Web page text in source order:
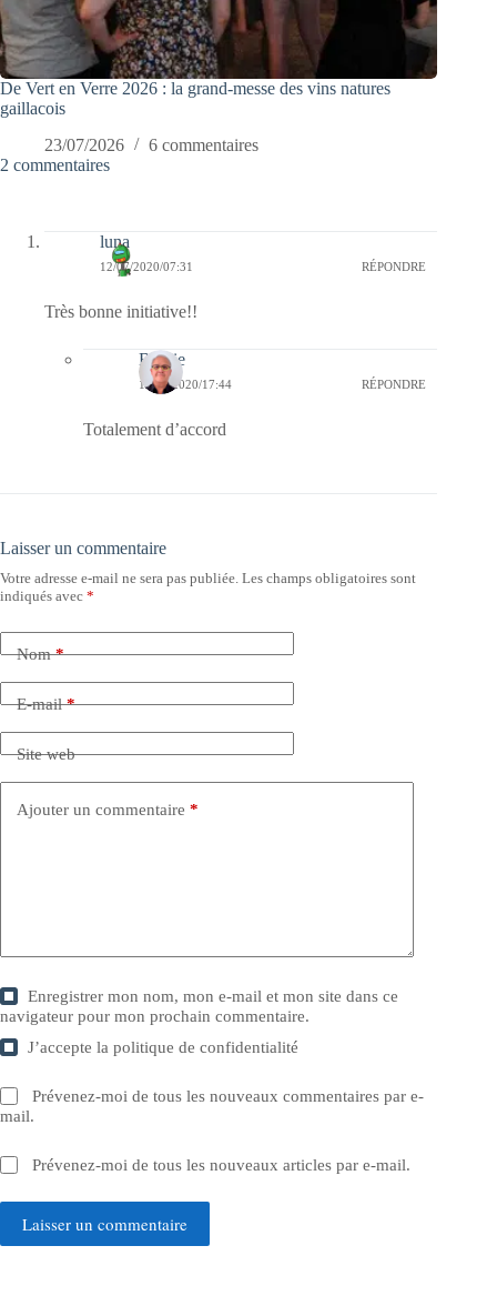
De Vert en Verre 2026 : la grand-messe des vins natures
gaillacois
23/07/2026
6 commentaires
2 commentaires
luna
12/07/2020/07:31 RÉPONDRE
Très bonne initiative!!
Bernie
13/07/2020/17:44 RÉPONDRE
Totalement d’accord
Laisser un commentaire
Votre adresse e-mail ne sera pas publiée. Les champs obligatoires sont
indiqués avec *
Nom*
E-mail*
Site web
Ajouter un commentaire *
Enregistrer mon nom, mon e-mail et mon site dans ce
navigateur pour mon prochain commentaire.
J’accepte lapolitique de confidentialité
Prévenez-moi de tous les nouveaux commentaires par e-
mail.
Prévenez-moi de tous les nouveaux articles par e-mail.
Laisser un commentaire